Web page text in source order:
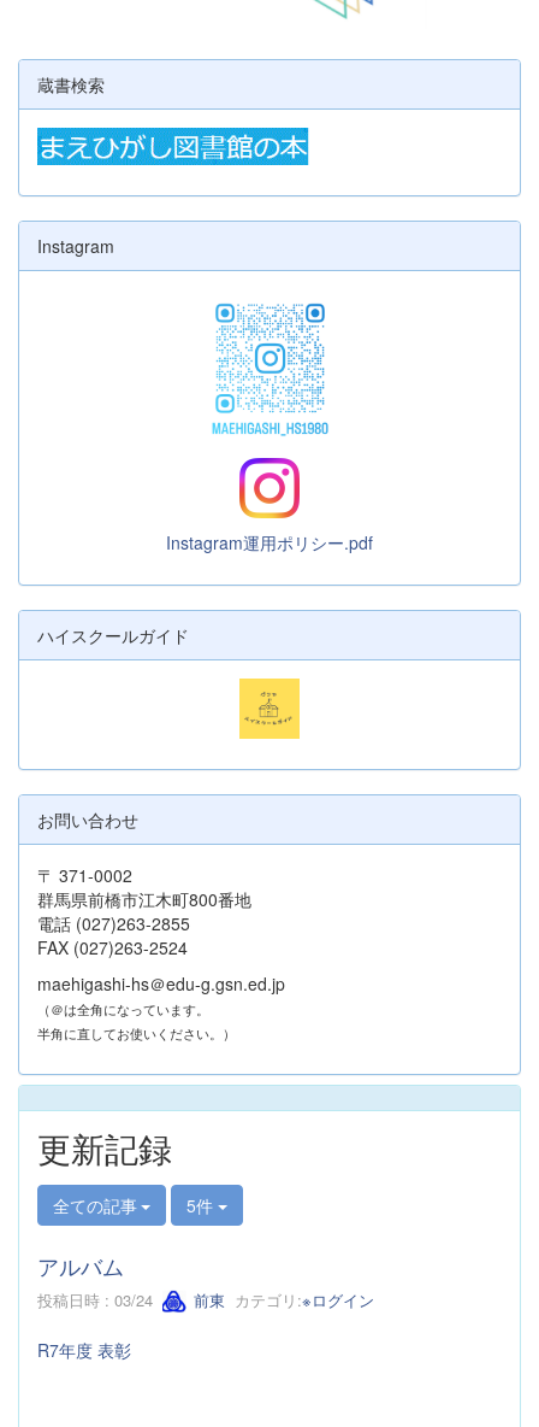
蔵書検索
Instagram
Instagram運用ポリシー.pdf
ハイスクールガイド
お問い合わせ
〒 371-0002
群馬県前橋市江木町800番地
電話 (027)263-2855
FAX (027)263-2524
maehigashi-hs＠edu-g.gsn.ed.jp
（＠は全角になっています。
半角に直してお使いください。）
更新記録
全ての記事 5件
アルバム
投稿日時 : 03/24 前東 カテゴリ:※ログイン
R7年度 表彰